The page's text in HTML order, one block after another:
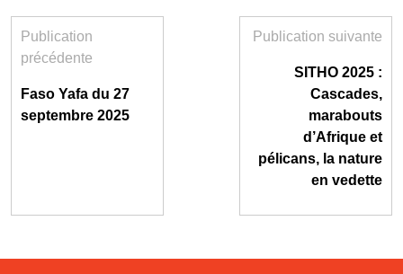
Publication
précédente
Faso Yafa du 27
septembre 2025
Publication suivante
SITHO 2025 :
Cascades,
marabouts
d’Afrique et
pélicans, la nature
en vedette